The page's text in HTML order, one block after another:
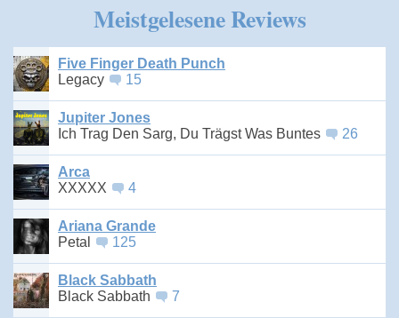
Meistgelesene Reviews
Five Finger Death Punch
Legacy
15
Jupiter Jones
Ich Trag Den Sarg, Du Trägst Was Buntes
26
Arca
XXXXX
4
Ariana Grande
Petal
125
Black Sabbath
Black Sabbath
7